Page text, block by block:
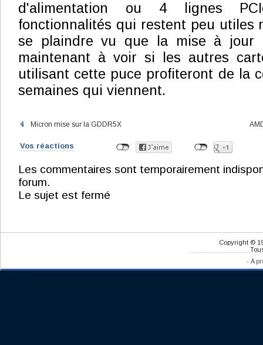
d'alimentation ou 4 lignes
fonctionnalités qui restent peu utiles
se plaindre vu que la mise à jour
maintenant à voir si les autres
utilisant cette puce profiteront de la
semaines qui viennent.
Micron mise sur la GDDR5X
Vos réactions
Les commentaires sont temporairement
forum.
Le sujet est fermé
Copyright ©
- A